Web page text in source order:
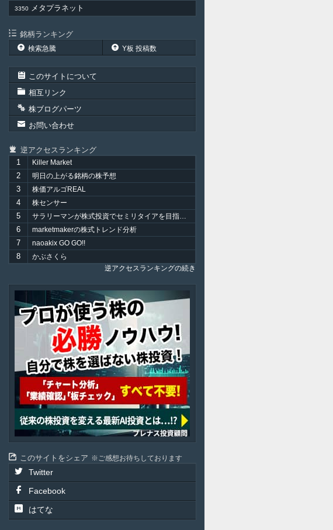
3350 メタプラネット
銘柄ランキング
検索急騰 Y板 投稿数
このサイトについて
相互リンク
株ブログパーツ
お問い合わせ
逆アクセスランキング
1
Killer Market
2 明日の上がる銘柄の株予想
3 株価アルゴREAL
4 株センサー
5 サラリーマンが株式投資でセミリタイアを目指してみました。
6 marketmakerの株式トレンド分析
7 naoakix GO GO!!
8
かぶさくら
逆アクセスランキングの続き
このサイトをシェア ご感想お待ちしております
Twitter
Facebook
はてな